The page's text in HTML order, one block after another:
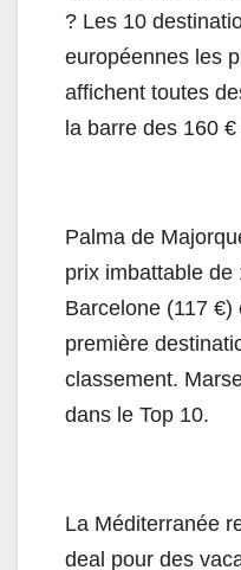
? Les 10
européennes les
affichent toutes
la barre des 160
Palma de
prix imbattable de
Barcelone (117 €)
première
classement.
dans le Top 10.
La Méditerranée
deal pour des